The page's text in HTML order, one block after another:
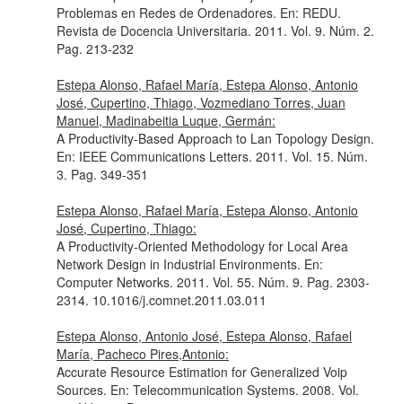
Problemas en Redes de Ordenadores. En: REDU.
Revista de Docencia Universitaria. 2011. Vol. 9. Núm. 2.
Pag. 213-232
Estepa Alonso, Rafael María, Estepa Alonso, Antonio
José, Cupertino, Thiago, Vozmediano Torres, Juan
Manuel, Madinabeitia Luque, Germán:
A Productivity-Based Approach to Lan Topology Design.
En: IEEE Communications Letters. 2011. Vol. 15. Núm.
3. Pag. 349-351
Estepa Alonso, Rafael María, Estepa Alonso, Antonio
José, Cupertino, Thiago:
A Productivity-Oriented Methodology for Local Area
Network Design in Industrial Environments. En:
Computer Networks. 2011. Vol. 55. Núm. 9. Pag. 2303-
2314. 10.1016/j.comnet.2011.03.011
Estepa Alonso, Antonio José, Estepa Alonso, Rafael
María, Pacheco Pires,Antonio:
Accurate Resource Estimation for Generalized Voip
Sources. En: Telecommunication Systems. 2008. Vol.